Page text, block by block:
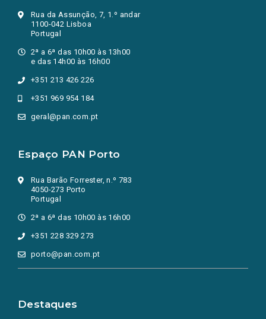
Rua da Assunção, 7, 1.º andar
1100-042 Lisboa
Portugal
2ª a 6ª das 10h00 às 13h00
e das 14h00 às 16h00
+351 213 426 226
+351 969 954 184
geral@pan.com.pt
Espaço PAN Porto
Rua Barão Forrester, n.º 783
4050-273 Porto
Portugal
2ª a 6ª das 10h00 às 16h00
+351 228 329 273
porto@pan.com.pt
Destaques